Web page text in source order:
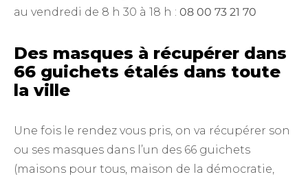
au vendredi de 8 h 30 à 18 h : 08 00 73 21 70
Des masques à récupérer dans
66 guichets étalés dans toute
la ville
Une fois le rendez vous pris, on va récupérer son
ou ses masques dans l’un des 66 guichets
(maisons pour tous, maison de la démocratie,